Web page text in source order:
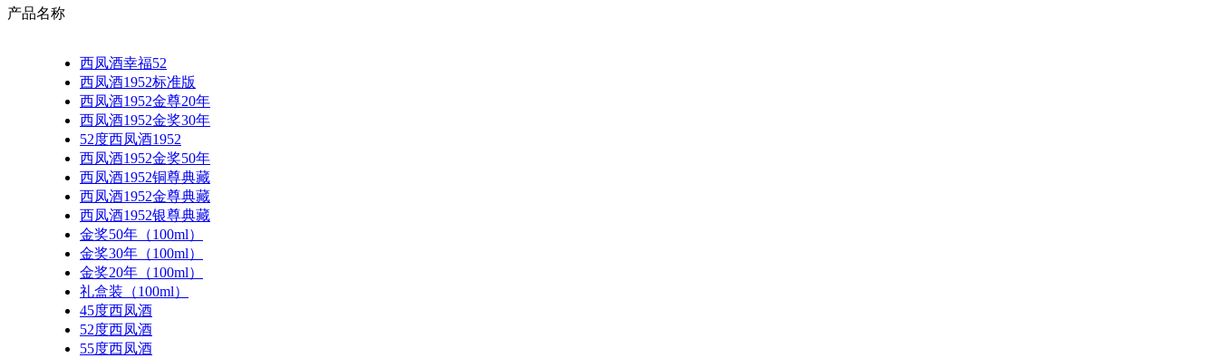
产品名称
西凤酒幸福52
西凤酒1952标准版
西凤酒1952金尊20年
西凤酒1952金奖30年
52度西凤酒1952
西凤酒1952金奖50年
西凤酒1952铜尊典藏
西凤酒1952金尊典藏
西凤酒1952银尊典藏
金奖50年（100ml）
金奖30年（100ml）
金奖20年（100ml）
礼盒装（100ml）
45度西凤酒
52度西凤酒
55度西凤酒